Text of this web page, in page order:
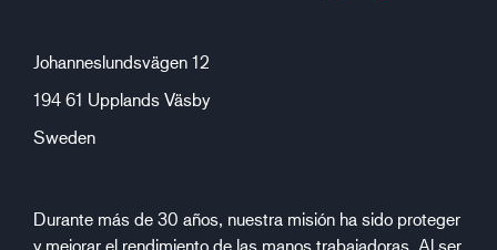
Johanneslundsvägen 12
194 61 Upplands Väsby
Sweden
Durante más de 30 años, nuestra misión ha sido proteger
y mejorar el rendimiento de las manos trabajadoras. Al ser